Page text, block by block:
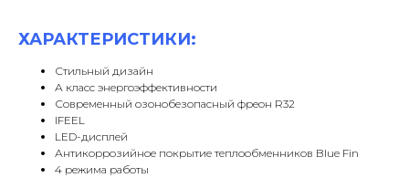
ХАРАКТЕРИСТИКИ:
Стильный дизайн
А класс энергоэффективности
Современный озонобезопасный фреон R32
IFEEL
LED-дисплей
Антикоррозийное покрытие теплообменников Blue Fin
4 режима работы